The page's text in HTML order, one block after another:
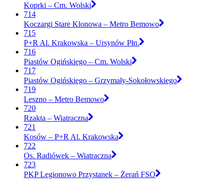
Koprki – Cm. Wolski
714
Koczargi Stare Klonowa – Metro Bemowo
715
P+R Al. Krakowska – Ursynów Płn.
716
Piastów Ogińskiego – Cm. Wolski
717
Piastów Ogińskiego – Grzymały-Sokołowskiego
719
Leszno – Metro Bemowo
720
Rzakta – Wiatraczna
721
Kosów – P+R Al. Krakowska
722
Os. Radiówek – Wiatraczna
723
PKP Legionowo Przystanek – Żerań FSO